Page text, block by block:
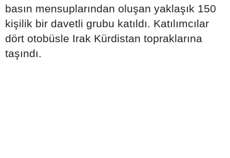
basın mensuplarından oluşan yaklaşık 150
kişilik bir davetli grubu katıldı. Katılımcılar
dört otobüsle Irak Kürdistan topraklarına
taşındı.